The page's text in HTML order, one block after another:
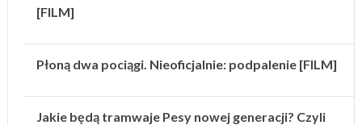
[FILM]
Płoną dwa pociągi. Nieoficjalnie: podpalenie [FILM]
Jakie będą tramwaje Pesy nowej generacji? Czyli